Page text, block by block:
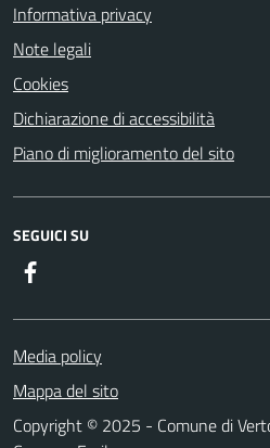
Informativa privacy
Note legali
Cookies
Dichiarazione di accessibilità
Piano di miglioramento del sito
SEGUICI SU
Media policy
Mappa del sito
Copyright © 2025 - Comune di